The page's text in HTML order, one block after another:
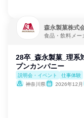
森永製菓株式
食品・飲料メー
28卒_森永製菓_理系
プンカンパニー
説明会・イベント
仕事体験
神奈川県
2026年12月